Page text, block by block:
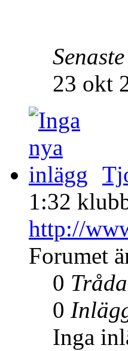
23 okt
1:32
http://
Forumet
0
0
Inga